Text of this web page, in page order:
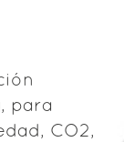
para
CO2,